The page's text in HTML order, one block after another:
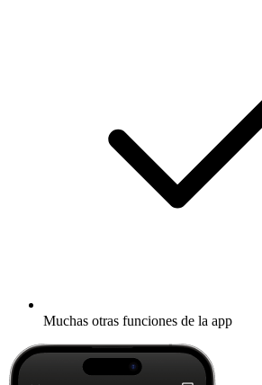
Muchas otras funciones de la app